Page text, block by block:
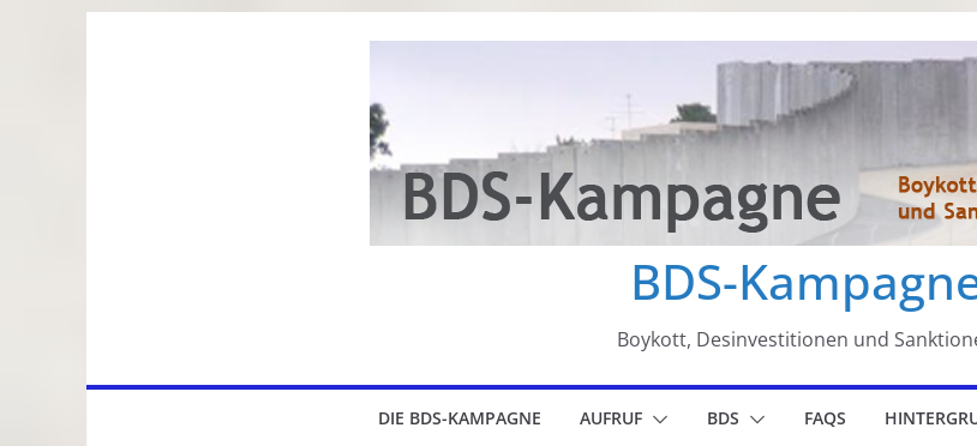
BDS-
Boykott, Desinvestitionen und
DIE BDS-KAMPAGNE AUFRUF BDS FAQS